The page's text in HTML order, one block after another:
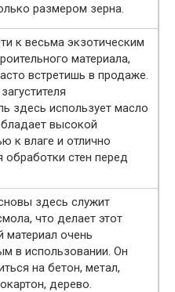
размером зерна.
к весьма экзотическим
материала,
встретишь в продаже.
здесь использует масло
высокой
к влаге и отлично
обработки стен перед
здесь служит
что делает этот
материал очень
в использовании. Он
на бетон, метал,
дерево.